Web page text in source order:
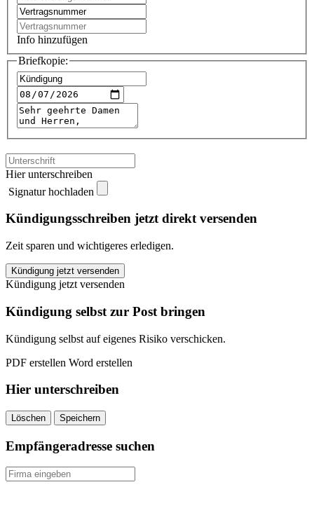
Info hinzufügen
Briefkopie:
Hier unterschreiben
Signatur hochladen
Kündigungsschreiben jetzt direkt versenden
Zeit sparen und wichtigeres erledigen.
Continentale
Berufsunfähigkeitsversicherung
kündigen
quantity
Kündigung jetzt versenden
Kündigung jetzt versenden
Kündigung selbst zur Post bringen
Kündigung selbst auf eigenes Risiko verschicken.
PDF erstellen Word erstellen
Hier unterschreiben
Löschen Speichern
Empfängeradresse suchen